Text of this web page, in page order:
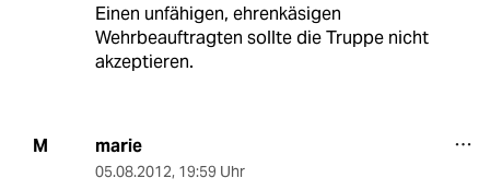
Einen unfähigen, ehrenkäsigen
Wehrbeauftragten sollte die Truppe nicht
akzeptieren.
M marie
05.08.2012, 19:59 Uhr